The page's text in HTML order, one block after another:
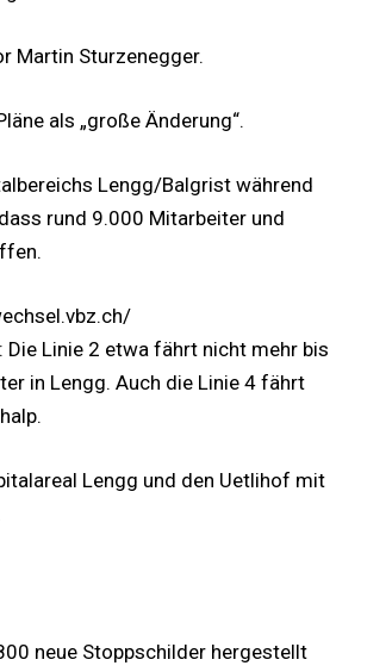
Martin Sturzenegger.
als „große Änderung“.
Lengg/Balgrist während
rund 9.000 Mitarbeiter und
Linie 2 etwa fährt nicht mehr bis
in Lengg. Auch die Linie 4 fährt
Lengg und den Uetlihof mit
neue Stoppschilder hergestellt